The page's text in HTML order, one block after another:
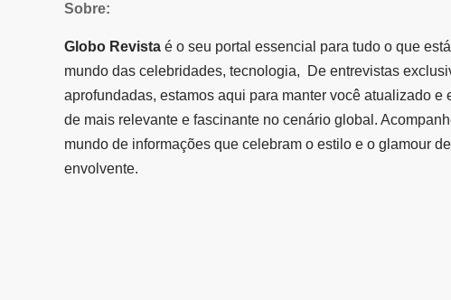
Sobre:
Globo Revistaé o seu portal essencial para tudo o que
mundo das celebridades, tecnologia, De entrevistas
aprofundadas, estamos aqui para manter você atualizado e
de mais relevante e fascinante no cenário global.
mundo de informações que celebram o estilo e o glamour
envolvente.